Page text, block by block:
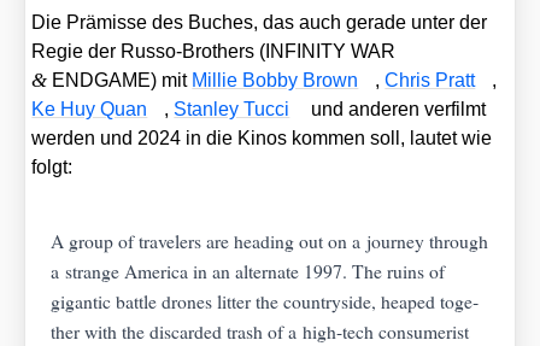
Die Prä­mis­se des Buches, das auch gera­de unter der
Regie der Rus­so-Brot­hers (INFINITY WAR
& ENDGAME) mit Mil­lie Bob­by Brown ,Chris Pratt
,
Ke Huy Quan
, Stan­ley Tuc­ci
und ande­ren ver­filmt
wer­den und 2024 in die Kinos kom­men soll, lau­tet wie
folgt:
A group of tra­ve­lers are hea­ding out on a jour­ney through
a stran­ge Ame­ri­ca in an alter­na­te 1997. The ruins of
gigan­tic batt­le dro­nes lit­ter the coun­try­si­de, heaped tog­e­
ther with the dis­card­ed trash of a high-tech con­su­me­rist